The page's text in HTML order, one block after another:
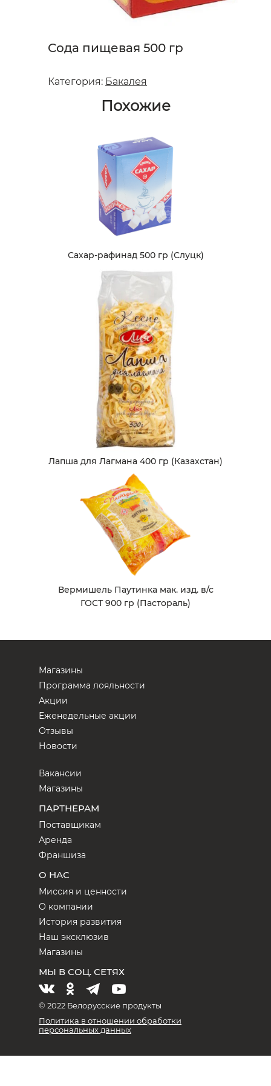
Сода пищевая 500 гр
Категория: Бакалея
Похожие
Сахар-рафинад 500 гр (Слуцк)
Лапша для Лагмана 400 гр (Казахстан)
Вермишель Паутинка мак. изд. в/с
ГОСТ 900 гр (Пастораль)
Магазины
Программа лояльности
Акции
Еженедельные акции
Отзывы
Новости
Вакансии
Магазины
ПАРТНЕРАМ
Поставщикам
Аренда
Франшиза
О НАС
Миссия и ценности
О компании
История развития
Наш эксклюзив
Магазины
МЫ В СОЦ. СЕТЯХ
© 2022 Белорусские продукты
Политика в отношении обработки
персональных данных